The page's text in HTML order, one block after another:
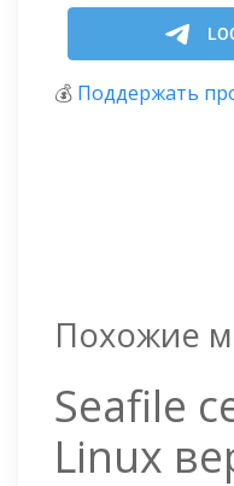
💰 Поддержать
Похожие
Seafile
Linux